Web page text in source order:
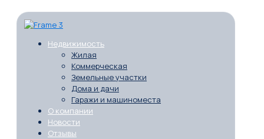
Недвижимость
Жилая
Коммерческая
Земельные участки
Дома и дачи
Гаражи и машиноместа
О компании
Новости
Отзывы